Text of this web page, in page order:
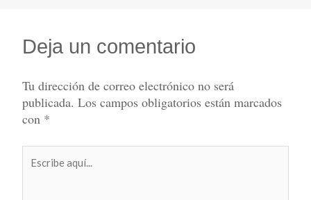
Deja un comentario
Tu dirección de correo electrónico no será
publicada. Los campos obligatorios están marcados
con *
aquí...